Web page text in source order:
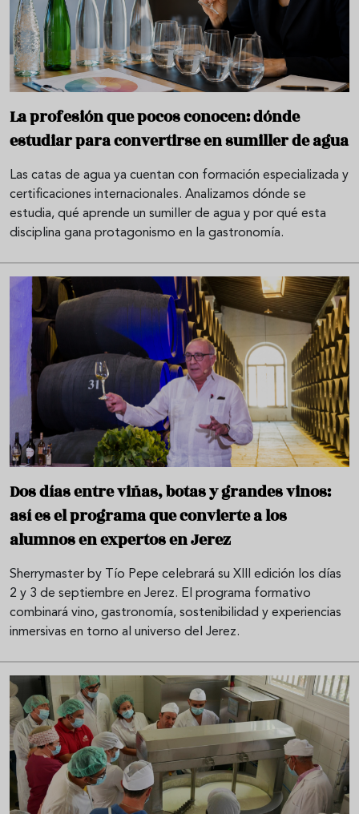
La profesión que pocos conocen: dónde
estudiar para convertirse en sumiller de agua
Las catas de agua ya cuentan con formación especializada y
certificaciones internacionales. Analizamos dónde se
estudia, qué aprende un sumiller de agua y por qué esta
disciplina gana protagonismo en la gastronomía.
Dos días entre viñas, botas y grandes vinos:
así es el programa que convierte a los
alumnos en expertos en Jerez
Sherrymaster by Tío Pepe celebrará su XIII edición los días
2 y 3 de septiembre en Jerez. El programa formativo
combinará vino, gastronomía, sostenibilidad y experiencias
inmersivas en torno al universo del Jerez.